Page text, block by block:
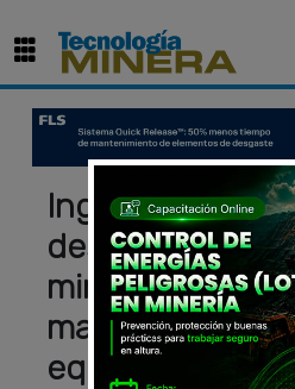
Ingeniería
desgaste de
mineros:
maximizar la
equipos